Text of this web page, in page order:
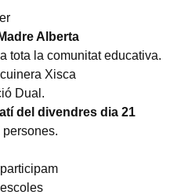
Alberta
tota la comunitat educativa.
Xisca
Dual.
del divendres dia 21